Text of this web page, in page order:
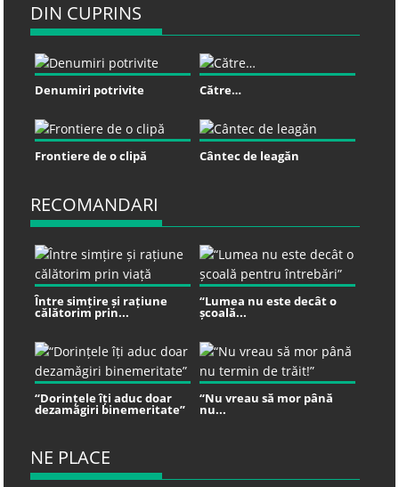
DIN CUPRINS
Denumiri potrivite Către…
Frontiere de o clipă Cântec de leagăn
RECOMANDARI
Între simțire și rațiune
călătorim prin...
“Lumea nu este decât o
școală...
“Dorințele îți aduc doar
dezamăgiri binemeritate”
“Nu vreau să mor până
nu...
NE PLACE